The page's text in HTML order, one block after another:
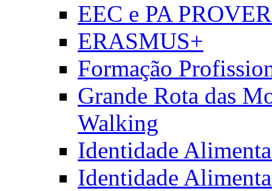
EEC e PA
ERASMUS+
Formação
Grande Rota das
Walking
Identidade
Identidade